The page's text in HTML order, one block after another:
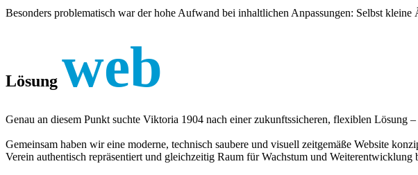
Besonders problematisch war der hohe Aufwand bei inhaltlichen Anpassungen: Selbst
Lösung web
Genau an diesem Punkt suchte Viktoria 1904 nach einer zukunftssicheren, flexiblen Lösung
Gemeinsam haben wir eine moderne, technisch saubere und visuell zeitgemäße Website
Verein authentisch repräsentiert und gleichzeitig Raum für Wachstum und Weiterentwicklung